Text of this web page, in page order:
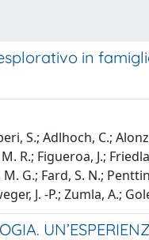
in
S.; Adlhoch, C.;
Figueroa, J.;
G.; Fard, S. N.;
J. -P.; Zumla, A.;